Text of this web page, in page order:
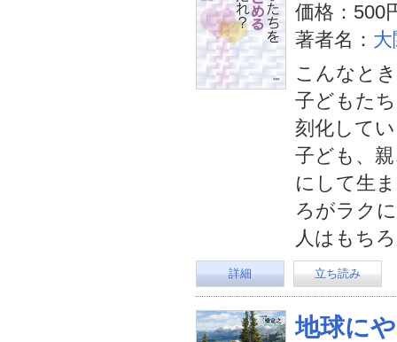
価格：500
著者名：
こんなと
子どもた
刻化して
子ども、
にして生
ろがラク
人はもち
詳細 立ち読み
地球に